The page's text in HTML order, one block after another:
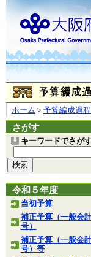
ホーム > 予算編成過
さがす
キーワードでさが
令和５年度
当初予算
補正予算（一般会
号）
補正予算（一般会
号）等